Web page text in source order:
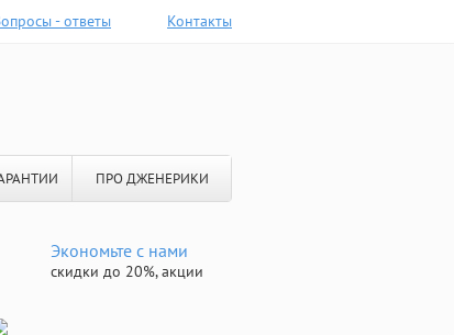
- ответы Контакты
ПРО ДЖЕНЕРИКИ
Экономьте с нами
скидки до 20%, акции